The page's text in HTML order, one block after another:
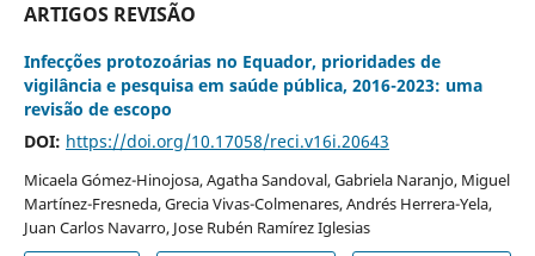
ARTIGOS REVISÃO
Infecções protozoárias no Equador, prioridades de
vigilância e pesquisa em saúde pública, 2016-2023: uma
revisão de escopo
DOI: https://doi.org/10.17058/reci.v16i.20643
Micaela Gómez-Hinojosa, Agatha Sandoval, Gabriela Naranjo, Miguel
Martínez-Fresneda, Grecia Vivas-Colmenares, Andrés Herrera-Yela,
Juan Carlos Navarro, Jose Rubén Ramírez Iglesias